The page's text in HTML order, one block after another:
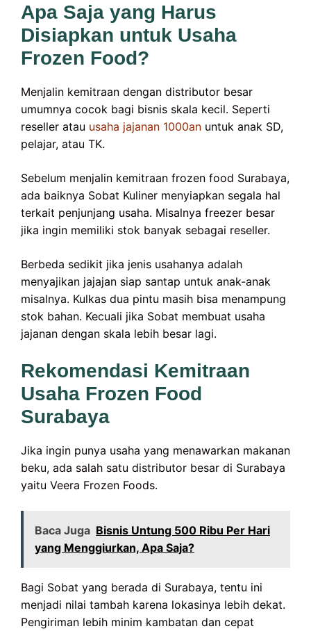
Apa Saja yang Harus
Disiapkan untuk Usaha
Frozen Food?
Menjalin kemitraan dengan distributor besar
umumnya cocok bagi bisnis skala kecil. Seperti
reseller atau usaha jajanan 1000an untuk anak SD,
pelajar, atau TK.
Sebelum menjalin kemitraan frozen food Surabaya,
ada baiknya Sobat Kuliner menyiapkan segala hal
terkait penjunjang usaha. Misalnya freezer besar
jika ingin memiliki stok banyak sebagai reseller.
Berbeda sedikit jika jenis usahanya adalah
menyajikan jajajan siap santap untuk anak-anak
misalnya. Kulkas dua pintu masih bisa menampung
stok bahan. Kecuali jika Sobat membuat usaha
jajanan dengan skala lebih besar lagi.
Rekomendasi Kemitraan
Usaha Frozen Food
Surabaya
Jika ingin punya usaha yang menawarkan makanan
beku, ada salah satu distributor besar di Surabaya
yaitu Veera Frozen Foods.
Baca Juga Bisnis Untung 500 Ribu Per Hari
yang Menggiurkan, Apa Saja?
Bagi Sobat yang berada di Surabaya, tentu ini
menjadi nilai tambah karena lokasinya lebih dekat.
Pengiriman lebih minim kambatan dan cepat